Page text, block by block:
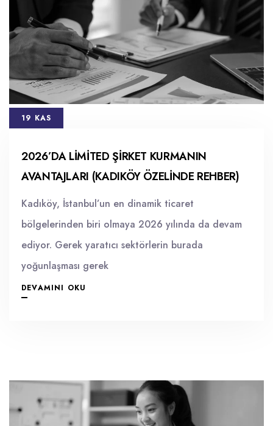
2026’DA LIMITED ŞIRKET KURMANIN
AVANTAJLARI (KADIKÖY ÖZELINDE REHBER)
Kadıköy, İstanbul’un en dinamik ticaret
bölgelerinden biri olmaya 2026 yılında da devam
ediyor. Gerek yaratıcı sektörlerin burada
yoğunlaşması gerek
DEVAMINI OKU
19 KAS